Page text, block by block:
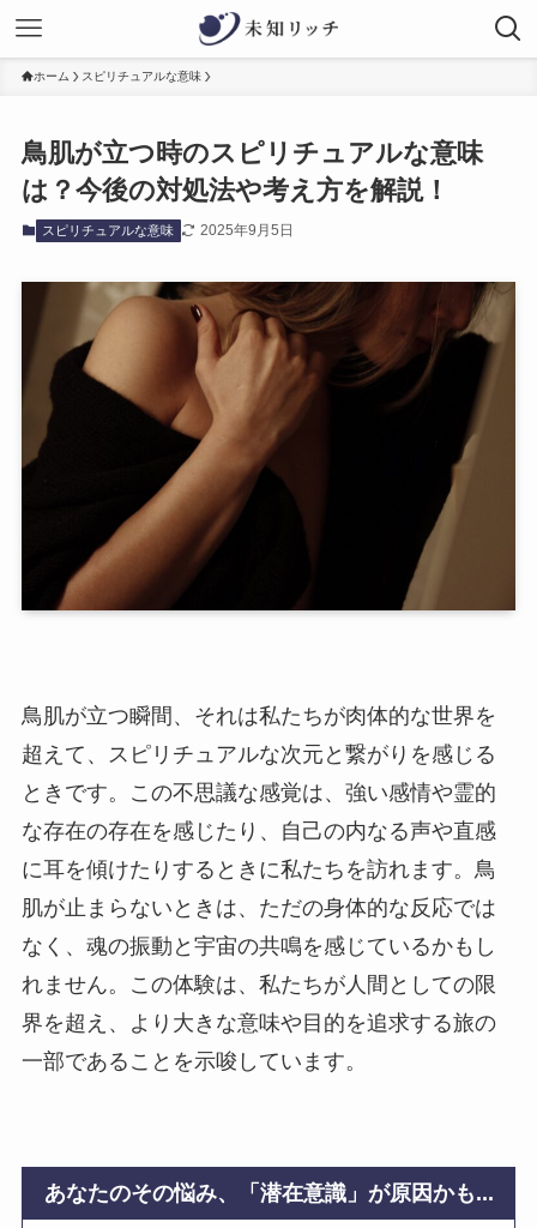
ホーム スピリチュアルな意味
鳥肌が立つ時のスピリチュアルな意味
は？今後の対処法や考え方を解説！
スピリチュアルな意味 2025年9月5日
鳥肌が立つ瞬間、それは私たちが肉体的な世界を
超えて、スピリチュアルな次元と繋がりを感じる
ときです。この不思議な感覚は、強い感情や霊的
な存在の存在を感じたり、自己の内なる声や直感
に耳を傾けたりするときに私たちを訪れます。鳥
肌が止まらないときは、ただの身体的な反応では
なく、魂の振動と宇宙の共鳴を感じているかもし
れません。この体験は、私たちが人間としての限
界を超え、より大きな意味や目的を追求する旅の
一部であることを示唆しています。
あなたのその悩み、「潜在意識」が原因かも...